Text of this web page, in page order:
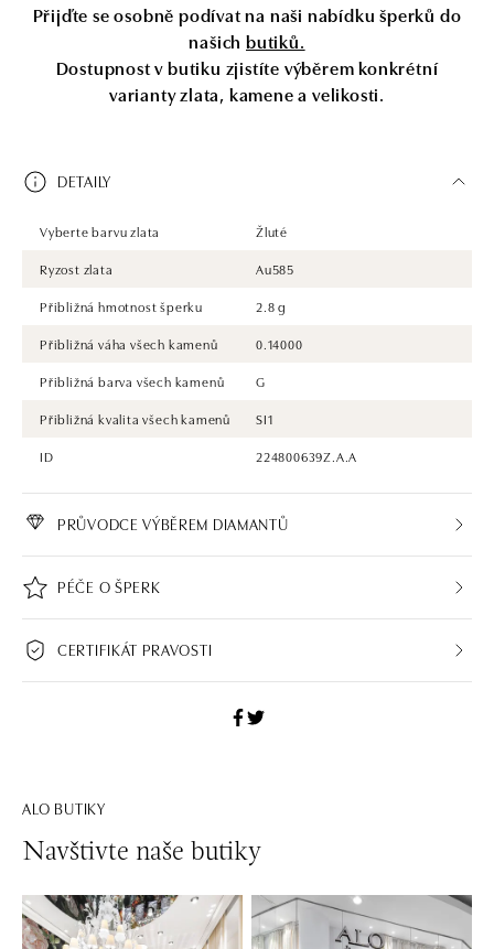
Přijďte se osobně podívat na naši nabídku šperků do
našich butiků.
Dostupnost v butiku zjistíte výběrem konkrétní
varianty zlata, kamene a velikosti.
DETAILY
Vyberte barvu zlata
Žluté
Ryzost zlata
Au585
Přibližná hmotnost šperku
2.8 g
Přibližná váha všech kamenů
0.14000
Přibližná barva všech kamenů
G
Přibližná kvalita všech kamenů
SI1
ID
224800639Z.A.A
PRŮVODCE VÝBĚREM DIAMANTŮ
PÉČE O ŠPERK
CERTIFIKÁT PRAVOSTI
ALO BUTIKY
Navštivte naše butiky